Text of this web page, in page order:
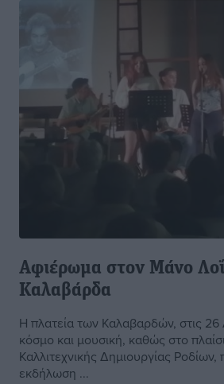
Αφιέρωμα στον Μάνο
Καλαβάρδα
Η πλατεία των Καλαβαρδών, στις
κόσμο και μουσική, καθώς στο
Καλλιτεχνικής Δημιουργίας
εκδήλωση ...